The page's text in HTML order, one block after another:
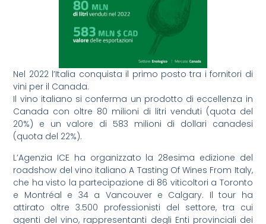
Nel 2022 l’Italia conquista il primo posto tra i fornitori di
vini per il Canada.
Il vino italiano si conferma un prodotto di eccellenza in
Canada con oltre 80 milioni di litri venduti (quota del
20%) e un valore di 583 milioni di dollari canadesi
(quota del 22%).
L’Agenzia ICE ha organizzato la 28esima edizione del
roadshow del vino italiano A Tasting Of Wines From Italy,
che ha visto la partecipazione di 86 viticoltori a Toronto
e Montréal e 34 a Vancouver e Calgary. Il tour ha
attirato oltre 3.500 professionisti del settore, tra cui
agenti del vino, rappresentanti degli Enti provinciali dei